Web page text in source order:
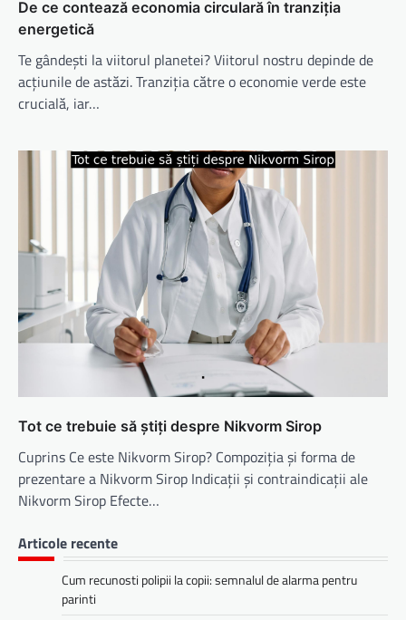
De ce contează economia circulară în tranziția
energetică
Te gândești la viitorul planetei? Viitorul nostru depinde de
acțiunile de astăzi. Tranziția către o economie verde este
crucială, iar…
Tot ce trebuie să știți despre Nikvorm Sirop
Cuprins Ce este Nikvorm Sirop? Compoziția și forma de
prezentare a Nikvorm Sirop Indicații și contraindicații ale
Nikvorm Sirop Efecte…
Articole recente
Cum recunosti polipii la copii: semnalul de alarma pentru
parinti